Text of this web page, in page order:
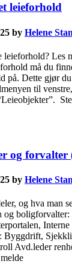
leieforhold
by Helene
leieforhold? Les
må du
på. Dette gjør
til
og forvalter
by Helene
og hva man
Byggdrift,
Avd.leder